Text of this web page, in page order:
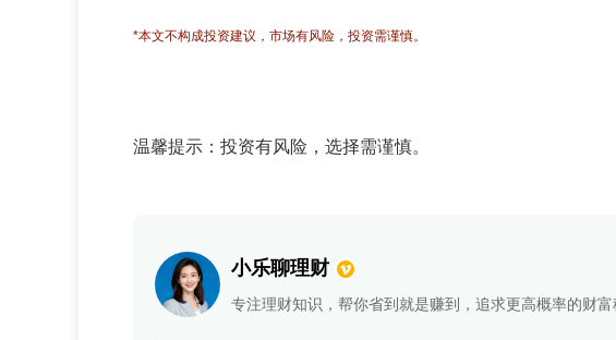
*本文不构成投资建议，市场有风险，投资需谨慎。
温馨提示：投资有风险，选择需谨慎。
小乐聊理财
专注理财知识，帮你省到就是赚到，追求更高概率的财富